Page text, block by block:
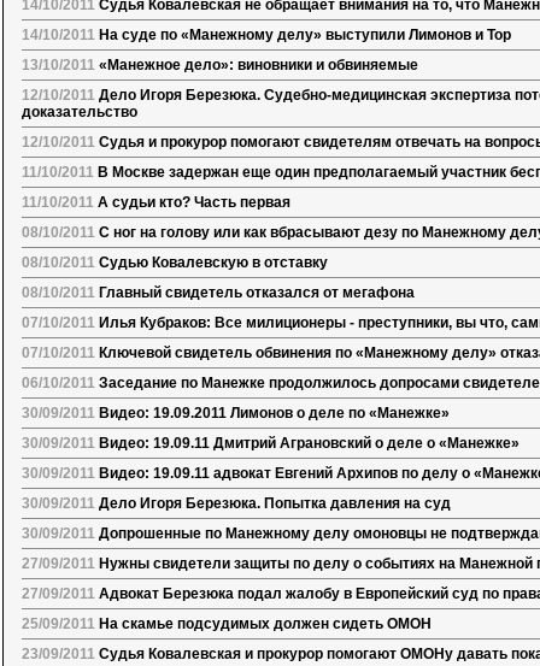
14/10/2011 Судья Ковалевская не обращает внимания на то, что
14/10/2011 На суде по «Манежному делу» выступили Лимонов и Тор
13/10/2011 «Манежное дело»: виновники и обвиняемые
12/10/2011 Дело Игоря Березюка. Судебно-медицинская экспертиза
доказательство
12/10/2011 Судья и прокурор помогают свидетелям отвечать на
11/10/2011 В Москве задержан еще один предполагаемый участник
11/10/2011 А судьи кто? Часть первая
08/10/2011 С ног на голову или как вбрасывают дезу по Манежному
08/10/2011 Судью Ковалевскую в отставку
08/10/2011 Главный свидетель отказался от мегафона
07/10/2011 Илья Кубраков: Все милиционеры - преступники, вы что,
07/10/2011 Ключевой свидетель обвинения по «Манежному делу»
06/10/2011 Заседание по Манежке продолжилось допросами
30/09/2011 Видео: 19.09.2011 Лимонов о деле по «Манежке»
30/09/2011 Видео: 19.09.11 Дмитрий Аграновский о деле о «Манежке»
30/09/2011 Видео: 19.09.11 адвокат Евгений Архипов по делу о
30/09/2011 Дело Игоря Березюка. Попытка давления на суд
30/09/2011 Допрошенные по Манежному делу омоновцы не
27/09/2011 Нужны свидетели защиты по делу о событиях на Манежной
27/09/2011 Адвокат Березюка подал жалобу в Европейский суд по
25/09/2011 На скамье подсудимых должен сидеть ОМОН
23/09/2011 Судья Ковалевская и прокурор помогают ОМОНу давать